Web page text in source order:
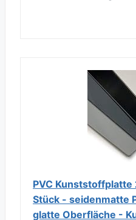
PVC
Stück - seidenmatte
glatte Oberfläche -